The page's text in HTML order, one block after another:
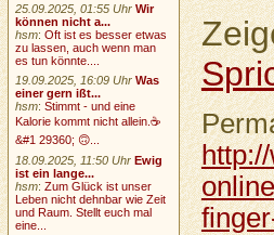
25.09.2025, 01:55 Uhr Wir
können nicht a...
hsm:Oft ist es besser etwas
zu lassen, auch wenn man
es tun könnte....
19.09.2025, 16:09 Uhr Was
einer gern ißt...
hsm:Stimmt - und eine
Kalorie kommt nicht allein.☕
&#1 29360; 🙃...
18.09.2025, 11:50 Uhr Ewig
ist ein lange...
hsm:Zum Glück ist unser
Leben nicht dehnbar wie Zeit
und Raum. Stellt euch mal
eine...